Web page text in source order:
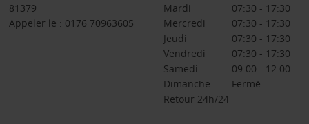
81379
Appeler le : 0176 70963605
Mardi
07:30 - 17:30
Mercredi
07:30 - 17:30
Jeudi
07:30 - 17:30
Vendredi
07:30 - 17:30
Samedi
09:00 - 12:00
Dimanche
Fermé
Retour 24h/24